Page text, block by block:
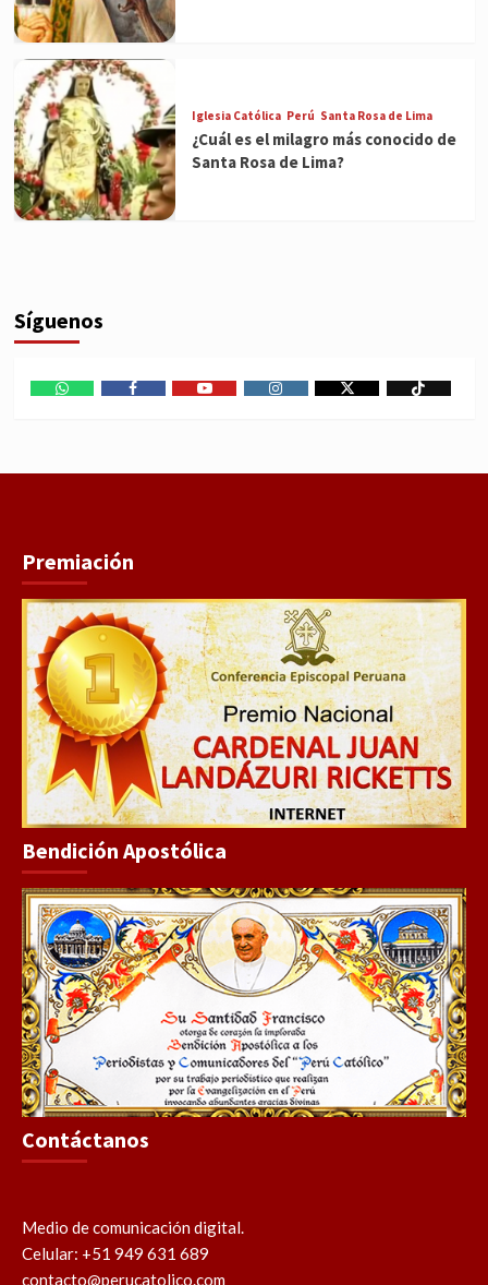
Iglesia Católica Perú Santa Rosa de Lima
¿Cuál es el milagro más conocido de
Santa Rosa de Lima?
Síguenos
Premiación
Bendición Apostólica
Contáctanos
Medio de comunicación digital.
Celular: +51 949 631 689
contacto@perucatolico.com